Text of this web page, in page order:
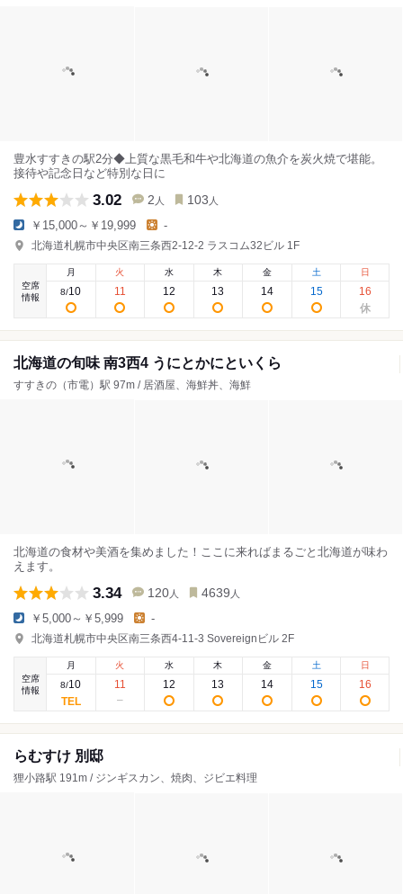
豊水すすきの駅2分◆上質な黒毛和牛や北海道の魚介を炭火焼で堪能。
接待や記念日など特別な日に
3.02 2 人 103 人
￥15,000～￥19,999 -
北海道札幌市中央区南三条西2-12-2 ラスコム32ビル 1F
空席
情報
月
8/10
火
11
水
12
木
13
金
14
土
15
日
16
北海道の旬味 南3西4 うにとかにといくら
すすきの（市電）駅 97m / 居酒屋、海鮮丼、海鮮
北海道の食材や美酒を集めました！ここに来ればまるごと北海道が味わ
えます。
3.34 120 人 4639 人
￥5,000～￥5,999 -
北海道札幌市中央区南三条西4-11-3 Sovereignビル 2F
空席
情報
月
8/10
火
11
水
12
木
13
金
14
土
15
日
16
らむすけ 別邸
狸小路駅 191m / ジンギスカン、焼肉、ジビエ料理